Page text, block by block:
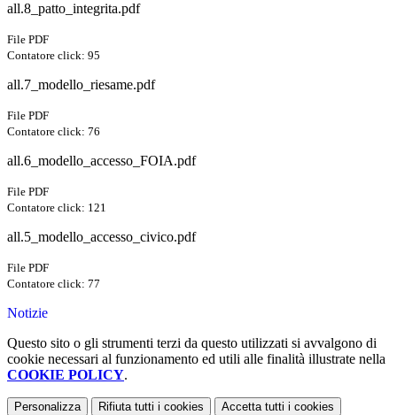
all.8_patto_integrita.pdf
File PDF
Contatore click: 95
all.7_modello_riesame.pdf
File PDF
Contatore click: 76
all.6_modello_accesso_FOIA.pdf
File PDF
Contatore click: 121
all.5_modello_accesso_civico.pdf
File PDF
Contatore click: 77
Notizie
Questo sito o gli strumenti terzi da questo utilizzati si avvalgono di
cookie necessari al funzionamento ed utili alle finalità illustrate nella
COOKIE POLICY.
Personalizza Rifiuta tutti i cookies Accetta tutti i cookies